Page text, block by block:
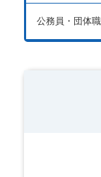
公務員・団体